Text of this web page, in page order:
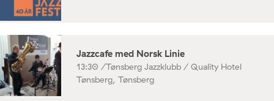
Jazzcafe med Norsk Linie
13:30 /Tønsberg Jazzklubb / Quality Hotel
Tønsberg, Tønsberg